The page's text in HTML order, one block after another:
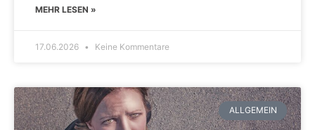
MEHR LESEN »
17.06.2026 Keine Kommentare
ALLGEMEIN